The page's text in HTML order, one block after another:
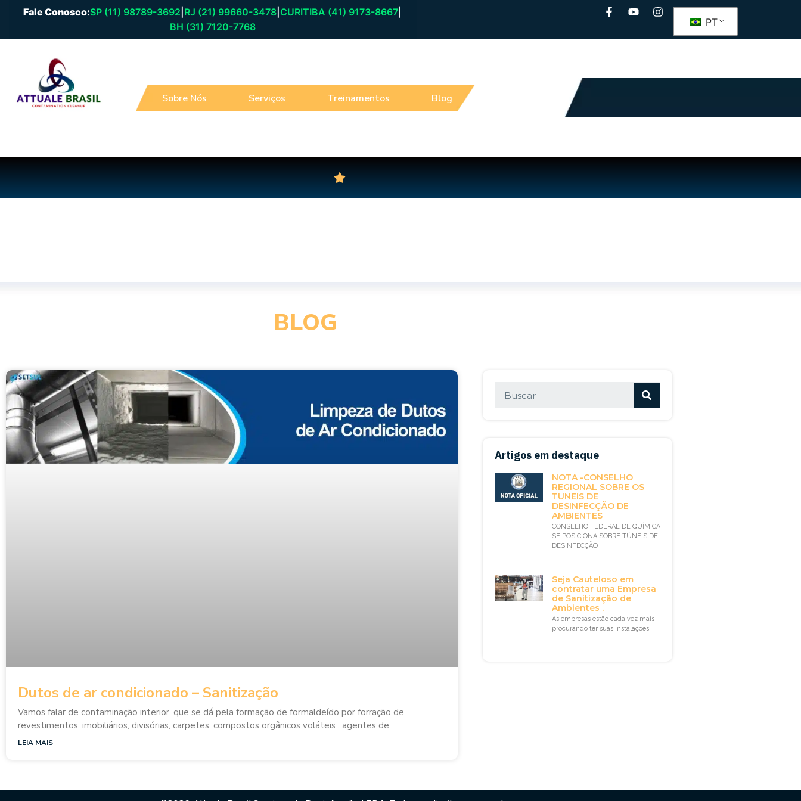
Fale Conosco:SP (11) 98789-3692 RJ (21) 99660-3478 CURITIBA (41) 9173-8667
BH (31) 7120-7768
PT
Sobre Nós Serviços Treinamentos Blog
BLOG
Dutos de ar condicionado – Sanitização
Vamos falar de contaminação interior, que se dá pela formação de formaldeído por forração de
revestimentos, imobiliários, divisórias, carpetes, compostos orgânicos voláteis , agentes de
LEIA MAIS
Artigos em destaque
NOTA -CONSELHO
REGIONAL SOBRE OS
TUNEIS DE
DESINFECÇÃO DE
AMBIENTES
CONSELHO FEDERAL DE QUÍMICA
SE POSICIONA SOBRE TÚNEIS DE
DESINFECÇÃO
Seja Cauteloso em
contratar uma Empresa
de Sanitização de
Ambientes .
As empresas estão cada vez mais
procurando ter suas instalações